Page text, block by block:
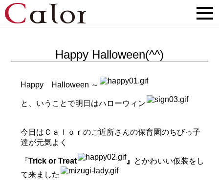
Happy Halloween(^^)
Happy Halloween ～
と、いうことで明日はハローウィン
今日はＣａｌｏｒのご近所さんの保育園のちびっ子
達が元気よく
『Trick or Treat 』 とかわいい仮装をし
て来ました